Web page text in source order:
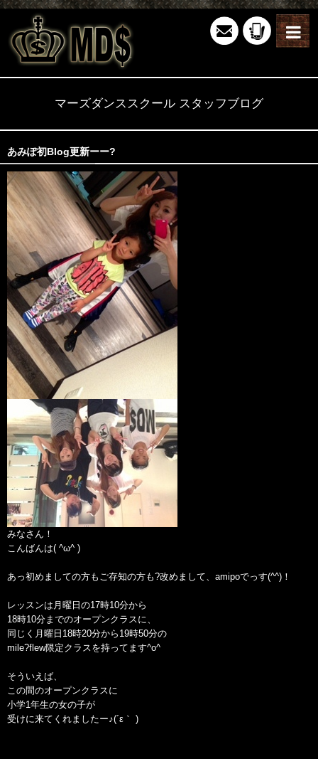
マーズダンススクール スタッフブログ
あみぽ初Blog更新ーー?
みなさん！
こんばんは( ^ω^ )
あっ初めましての方もご存知の方も?改めまして、amipoでっす(^^)！
レッスンは月曜日の17時10分から
18時10分までのオープンクラスに、
同じく月曜日18時20分から19時50分の
mile?flew限定クラスを持ってます^o^
そういえば、
この間のオープンクラスに
小学1年生の女の子が
受けに来てくれましたー♪(´ε｀ )